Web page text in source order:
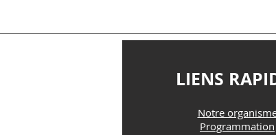
LIENS
Notre
Programmation